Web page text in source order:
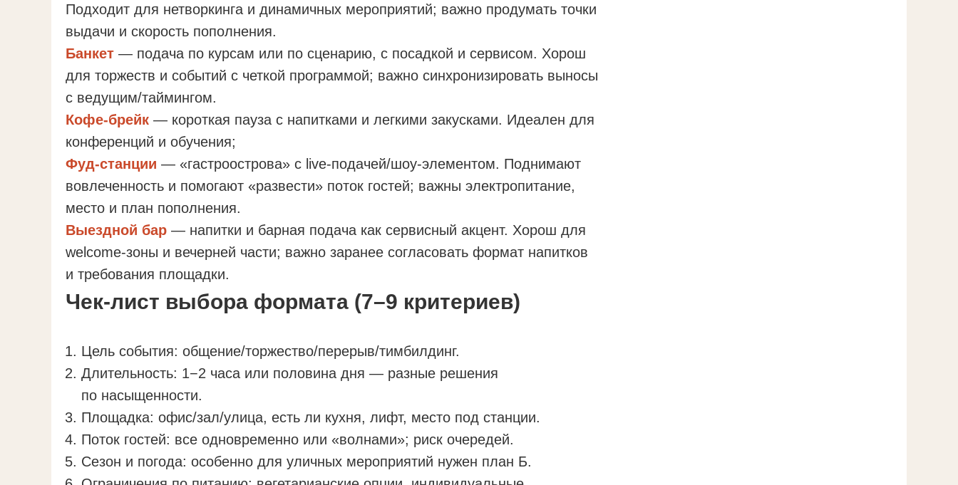
Подходит для нетворкинга и динамичных мероприятий; важно продумать точки
выдачи и скорость пополнения.
Банкет — подача по курсам или по сценарию, с посадкой и сервисом. Хорош
для торжеств и событий с четкой программой; важно синхронизировать выносы
с ведущим/таймингом.
Кофе-брейк — короткая пауза с напитками и легкими закусками. Идеален для
конференций и обучения;
Фуд-станции — «гастроострова» с live-подачей/шоу-элементом. Поднимают
вовлеченность и помогают «развести» поток гостей; важны электропитание,
место и план пополнения.
Выездной бар — напитки и барная подача как сервисный акцент. Хорош для
welcome-зоны и вечерней части; важно заранее согласовать формат напитков
и требования площадки.
Чек-лист выбора формата (7–9 критериев)
Цель события: общение/торжество/перерыв/тимбилдинг.
Длительность: 1−2 часа или половина дня — разные решения
по насыщенности.
Площадка: офис/зал/улица, есть ли кухня, лифт, место под станции.
Поток гостей: все одновременно или «волнами»; риск очередей.
Сезон и погода: особенно для уличных мероприятий нужен план Б.